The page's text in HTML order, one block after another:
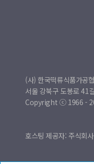
(사) 한국떡류식품가
서울 강북구 도봉로 41
Copyright ⓒ 1966 -
호스팅 제공자: 주식회